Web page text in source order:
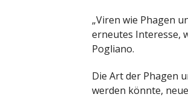
„Viren wie Phagen
erneutes Interesse,
Pogliano.
Die Art der Phagen
werden könnte,